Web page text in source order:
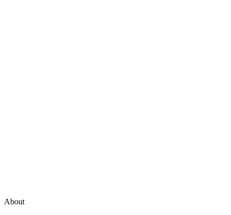
About